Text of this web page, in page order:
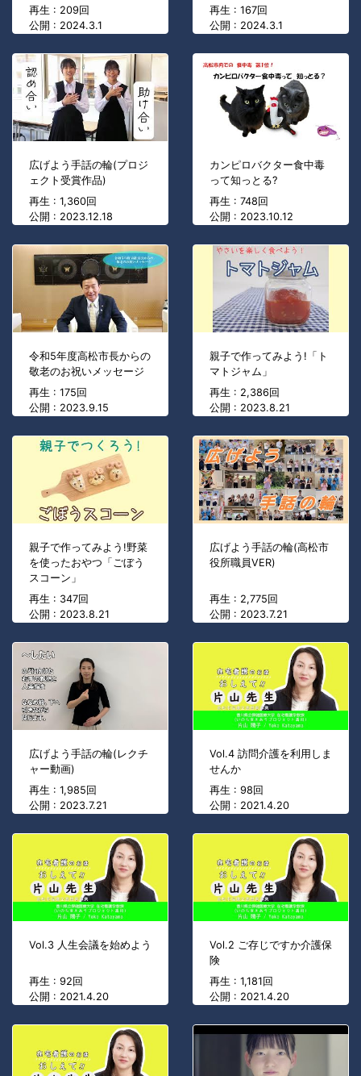
再生 : 209回
公開 : 2024.3.1
再生 : 167回
公開 : 2024.3.1
広げよう手話の輪(プロジ
ェクト受賞作品)
再生 : 1,360回
公開 : 2023.12.18
カンピロバクター食中毒
って知っとる?
再生 : 748回
公開 : 2023.10.12
令和5年度高松市長からの
敬老のお祝いメッセージ
再生 : 175回
公開 : 2023.9.15
親子で作ってみよう!「ト
マトジャム」
再生 : 2,386回
公開 : 2023.8.21
親子で作ってみよう!野菜
を使ったおやつ「ごぼう
スコーン」
再生 : 347回
公開 : 2023.8.21
広げよう手話の輪(高松市
役所職員VER)
再生 : 2,775回
公開 : 2023.7.21
広げよう手話の輪(レクチ
ャー動画)
再生 : 1,985回
公開 : 2023.7.21
Vol.4 訪問介護を利用しま
せんか
再生 : 98回
公開 : 2021.4.20
Vol.3 人生会議を始めよう
再生 : 92回
公開 : 2021.4.20
Vol.2 ご存じですか介護保
険
再生 : 1,181回
公開 : 2021.4.20